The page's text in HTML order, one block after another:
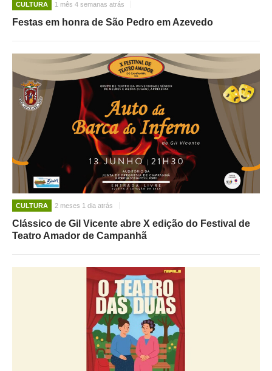
CULTURA 1 mês 4 semanas atrás
Festas em honra de São Pedro em Azevedo
CULTURA 2 meses 1 dia atrás
Clássico de Gil Vicente abre X edição do Festival de
Teatro Amador de Campanhã